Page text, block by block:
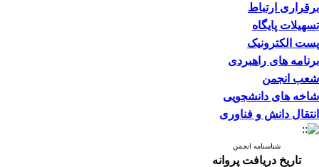
برقراری ارتباط
تسهیلات پایگاه
پست الکترونیک
برنامه های راهبردی
شعب انجمن
شاخه های دانشجویی
انتقال دانش و فناوری
شناسنامه انجمن
تاریخ دریافت پروانه